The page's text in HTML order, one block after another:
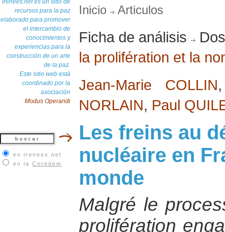
Irenees.net es un sitio de
recursos para la paz
elaborado para promover
el intercambio de
conocimientos y
experiencias para la
construcción de un arte
de la paz.
Este sitio web está
coordinado por la
asociación
Modus Operandi
en irenees.net
en la Coredem
Inicio Articulos
Ficha de análisis
la prolifération et la
Jean-Marie COLLIN
NORLAIN, Paul
Les freins au
nucléaire en
monde
Malgré le
prolifération